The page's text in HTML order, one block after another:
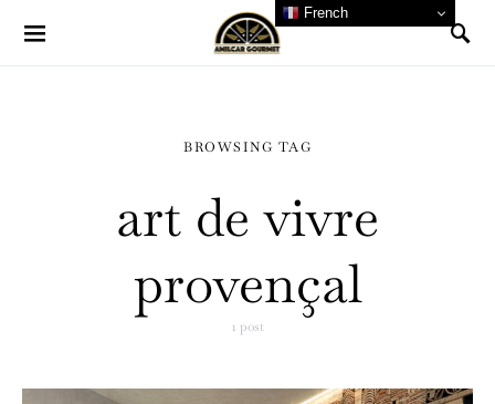
BROWSING TAG
art de vivre
provençal
1 post
French